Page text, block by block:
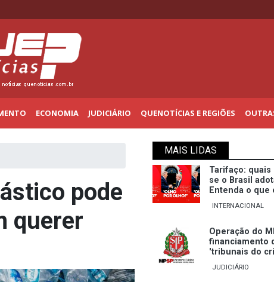
ECONOMIA JUDICIÁRIO QUENOTÍCIAS E REGIÕES
pode
querer
MAIS LIDAS
Tarifaço:
se o Brasil
Entenda o que
INTERNACIONAL
Operação do
financiamento
'tribunais do
JUDICIÁRIO